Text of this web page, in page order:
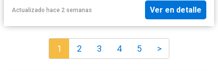
Actualizado hace 2 semanas Ver en detalle
1 2 3 4 5 >